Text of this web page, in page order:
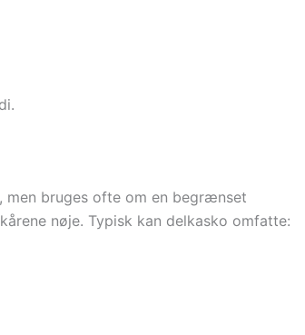
men bruges ofte om en begrænset
nøje. Typisk kan delkasko omfatte: